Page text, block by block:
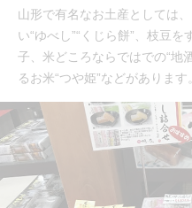
山形で有名なお土産としては
い“ゆべし”“くじら餅”、枝豆
子、米どころならではでの“地
るお米“つや姫”などがあります。